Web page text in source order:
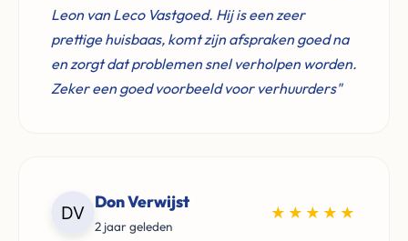
Leon van Leco Vastgoed. Hij is een zeer
prettige huisbaas, komt zijn afspraken goed na
en zorgt dat problemen snel verholpen worden.
Zeker een goed voorbeeld voor verhuurders"
Don Verwijst
2 jaar geleden
★★★★★